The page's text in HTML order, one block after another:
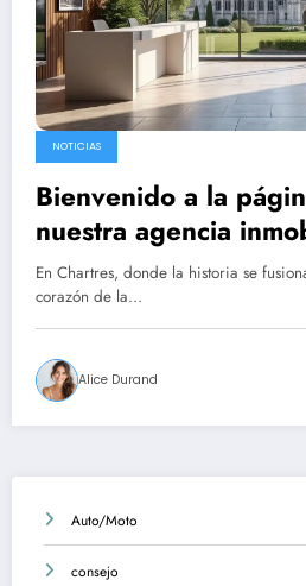
NOTICIAS
Bienvenido a la
nuestra agencia
Chartres
En Chartres, donde la historia se
corazón de la…
Alice Durand
Auto/Moto
consejo